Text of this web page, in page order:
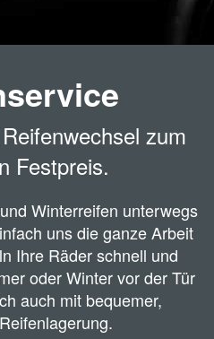
zum
Festpreis.
Winterreifen unterwegs
uns die ganze Arbeit
Ihre Räder schnell und
oder Winter vor der Tür
auch mit bequemer,